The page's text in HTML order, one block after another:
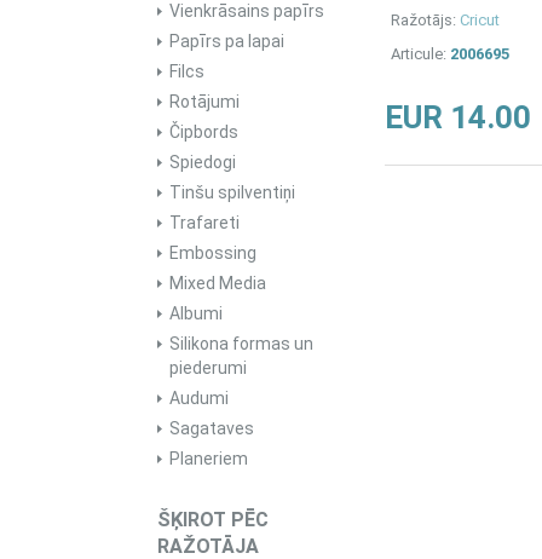
Vienkrāsains papīrs
Papīrs pa lapai
Filcs
Rotājumi
Čipbords
Spiedogi
Tinšu spilventiņi
Trafareti
Embossing
Mixed Media
Albumi
Silikona formas un
piederumi
Audumi
Sagataves
Planeriem
ŠĶIROT PĒC
RAŽOTĀJA
Ražotājs: Cricut
Articule: 2006695
EUR 14.00